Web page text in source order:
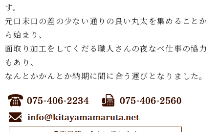
す。
元口末口の差の少ない通りの良い丸太を集めることか
ら始まり、
面取り加工をしてくだる職人さんの夜なべ仕事の協力
もあり、
なんとかかんとか納期に間に合う運びとなりました。